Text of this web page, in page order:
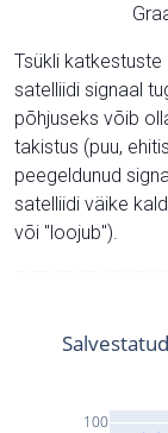
Tsükli
satelliidi signaal
põhjuseks võib
takistus (puu,
peegeldunud
satelliidi väike
või "loojub").
100